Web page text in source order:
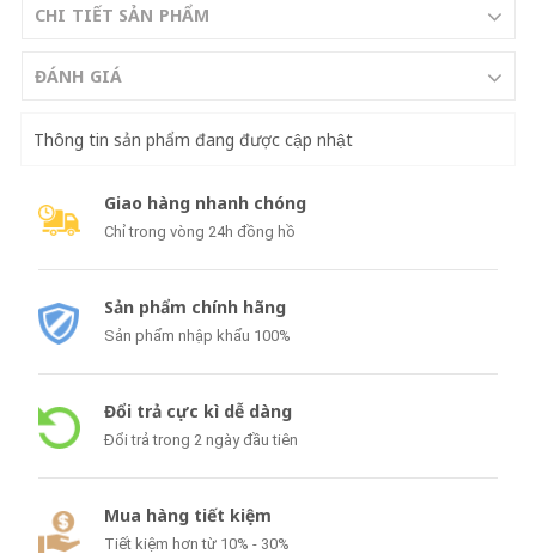
CHI TIẾT SẢN PHẨM
ĐÁNH GIÁ
Thông tin sản phẩm đang được cập nhật
Giao hàng nhanh chóng
Chỉ trong vòng 24h đồng hồ
Sản phẩm chính hãng
Sản phẩm nhập khẩu 100%
Đổi trả cực kì dễ dàng
Đổi trả trong 2 ngày đầu tiên
Mua hàng tiết kiệm
Tiết kiệm hơn từ 10% - 30%